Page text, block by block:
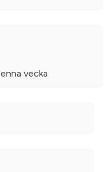
vecka